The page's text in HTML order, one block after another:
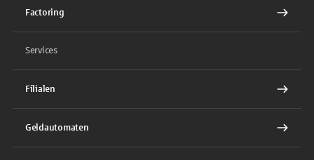
Factoring
Services
Filialen
Geldautomaten